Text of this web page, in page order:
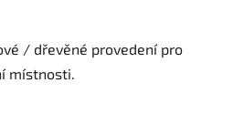
/ dřevěné provedení pro
místnosti.